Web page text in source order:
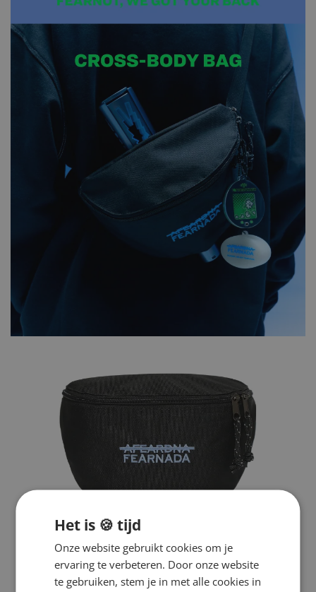
Het is 🍪 tijd
Onze website gebruikt cookies om je
ervaring te verbeteren. Door onze website
te gebruiken, stem je in met alle cookies in